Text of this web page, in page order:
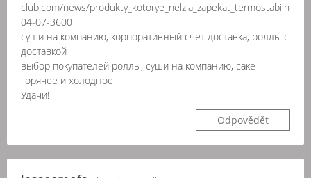
club.com/news/
04-07-3600
суши на компанию, корпоративный счет доставка, роллы с
доставкой
выбор покупателей роллы, суши на компанию, саке
горячее и холодное
Удачи!
Odpovědět